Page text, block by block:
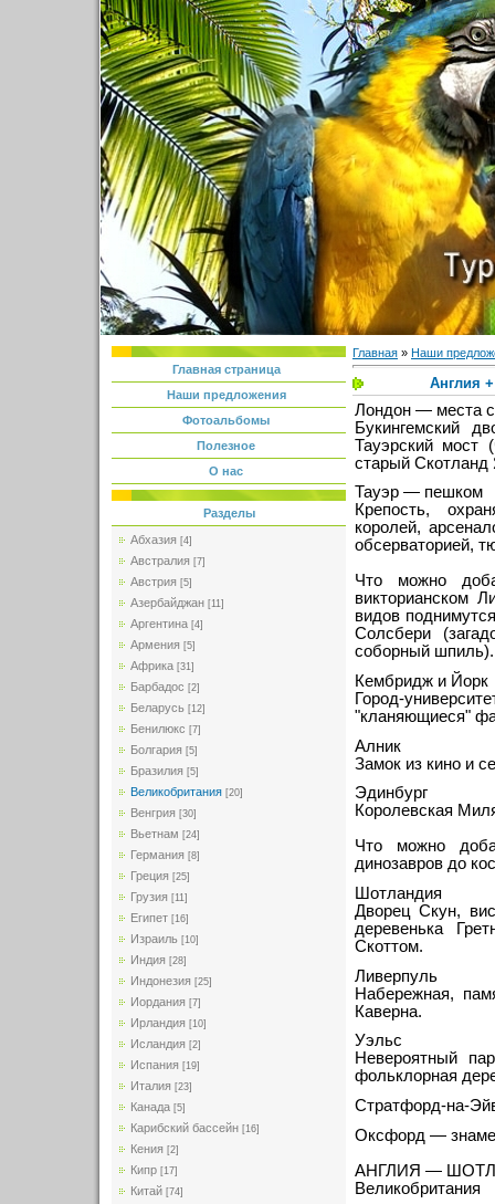
Главная страница
Наши предложения
Фотоальбомы
Полезное
О нас
Разделы
Абхазия [4]
Австралия [7]
Австрия [5]
Азербайджан [11]
Аргентина [4]
Армения [5]
Африка [31]
Барбадос [2]
Беларусь [12]
Бенилюкс [7]
Болгария [5]
Бразилия [5]
Великобритания [20]
Венгрия [30]
Вьетнам [24]
Германия [8]
Греция [25]
Грузия [11]
Египет [16]
Израиль [10]
Индия [28]
Индонезия [25]
Иордания [7]
Ирландия [10]
Исландия [2]
Испания [19]
Италия [23]
Канада [5]
Карибский бассейн [16]
Кения [2]
Кипр [17]
Китай [74]
Главная » Наши
Англия
Лондон — места с
Букингемский
Тауэрский мост
старый Скотланд
Тауэр — пешком
Крепость,
королей,
обсерваторией,
Что можно
викторианском
видов
Солсбери
соборный шпиль).
Кембридж и Йорк
Город-
"кланяющиеся"
Алник
Замок из кино и
Эдинбург
Королевская
Что можно
динозавров до
Шотландия
Дворец Скун,
деревенька
Скоттом.
Ливерпуль
Набережная,
Каверна.
Уэльс
Невероятный
фольклорная
Стратфорд-на-
Оксфорд —
АНГЛИЯ —
Великобритания